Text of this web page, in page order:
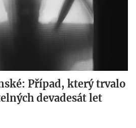
Případ, který trvalo
devadesát let